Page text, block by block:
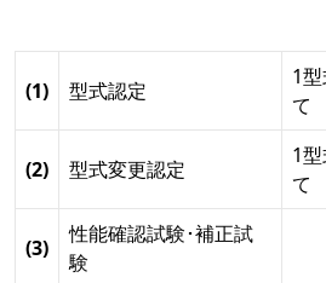
(1) 型式認定
1
て
(2) 型式変更認定
1
て
(3)
性能確認試験･補正試
験